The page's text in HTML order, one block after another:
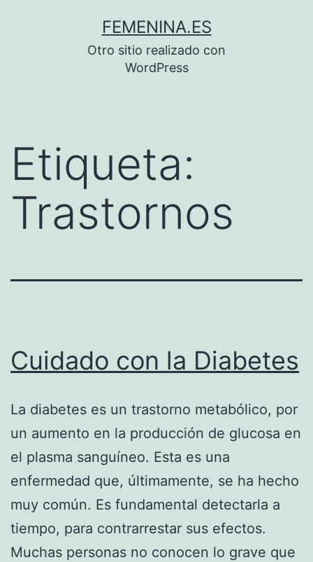
FEMENINA.ES
Otro sitio realizado con
WordPress
Etiqueta:
Trastornos
Cuidado con la Diabetes
La diabetes es un trastorno metabólico, por
un aumento en la producción de glucosa en
el plasma sanguíneo. Esta es una
enfermedad que, últimamente, se ha hecho
muy común. Es fundamental detectarla a
tiempo, para contrarrestar sus efectos.
Muchas personas no conocen lo grave que